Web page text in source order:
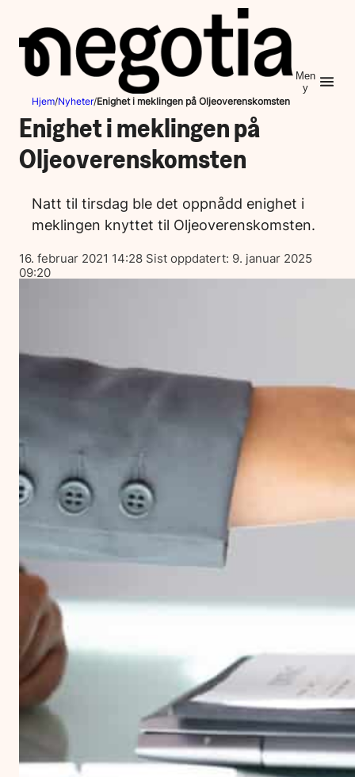
innhold
Men
y
Hjem/Nyheter/Enighet i meklingen på Oljeoverenskomsten
Enighet i meklingen på
Oljeoverenskomsten
Natt til tirsdag ble det oppnådd enighet i
meklingen knyttet til Oljeoverenskomsten.
Lagt
ut
på
16. februar 2021 14:28 Sist oppdatert: 9. januar 2025
09:20